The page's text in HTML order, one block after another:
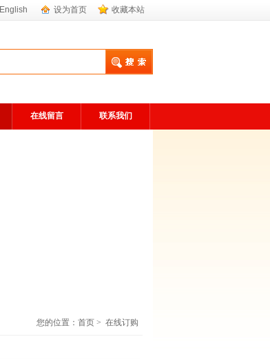
English 设为首页 收藏本站
在线留言 联系我们
您的位置： 首页> 在线订购